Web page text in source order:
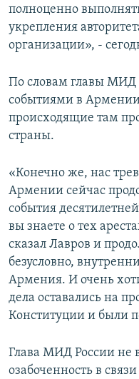
полноценно
укрепления
организации», -
По словам главы МИД
событиями в
происходящие там
страны.
«Конечно же, нас
Армении сейчас
события
вы знаете о тех
сказал Лавров и
безусловно,
Армения. И очень
дела оставались на
Конституции и были
Глава МИД России не
озабоченность в